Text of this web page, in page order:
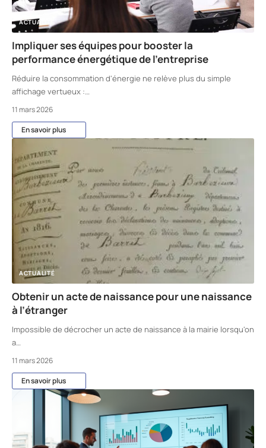
ACTUALITÉ
Impliquer ses équipes pour booster la
performance énergétique de l’entreprise
Réduire la consommation d'énergie ne relève plus du simple
affichage vertueux :…
11 mars 2026
En savoir plus
ACTUALITÉ
Obtenir un acte de naissance pour une naissance
à l’étranger
Impossible de décrocher un acte de naissance à la mairie lorsqu'on
a…
11 mars 2026
En savoir plus